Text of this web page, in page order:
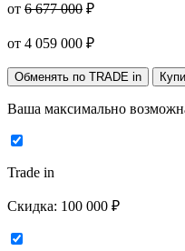
от 6 677 000 ₽
от 4 059 000 ₽
Обменять по TRADE in
Ваша максимально
Trade in
Скидка: 100 000 ₽